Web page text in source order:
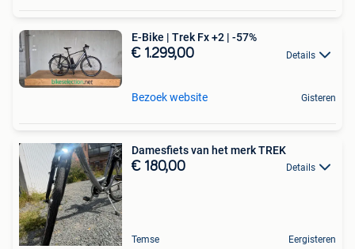
E-Bike | Trek Fx +2 | -57%
€ 1.299,00 Details
Bezoek website Gisteren
Damesfiets van het merk TREK
€ 180,00 Details
Temse Eergisteren